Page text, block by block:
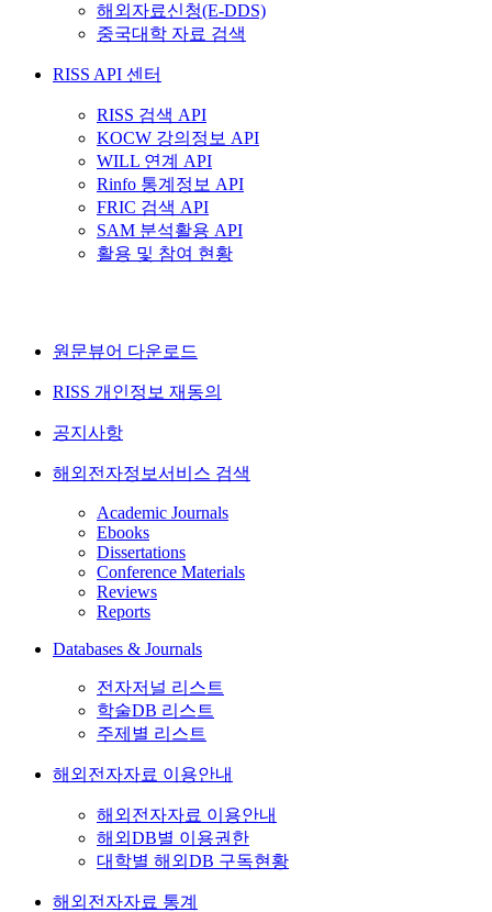
해외자료신청(E-DDS)
중국대학 자료 검색
RISS API 센터
RISS 검색 API
KOCW 강의정보 API
WILL 연계 API
Rinfo 통계정보 API
FRIC 검색 API
SAM 분석활용 API
활용 및 참여 현황
원문뷰어 다운로드
RISS 개인정보 재동의
공지사항
해외전자정보서비스 검색
Academic Journals
Ebooks
Dissertations
Conference Materials
Reviews
Reports
Databases & Journals
전자저널 리스트
학술DB 리스트
주제별 리스트
해외전자자료 이용안내
해외전자자료 이용안내
해외DB별 이용권한
대학별 해외DB 구독현황
해외전자자료 통계